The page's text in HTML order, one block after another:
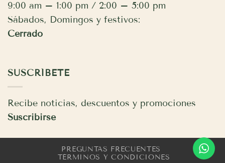
9:00 am – 1:00 pm / 2:00 – 5:00 pm
Sábados, Domingos y festivos:
Cerrado
SUSCRÍBETE
Recibe noticias, descuentos y promociones
Suscribirse
PREGUNTAS FRECUENTES
TÉRMINOS Y CONDICIONES